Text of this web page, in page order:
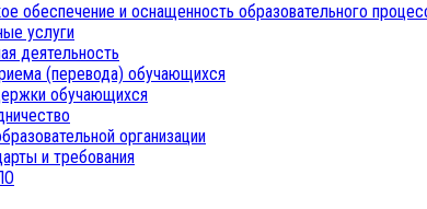
обеспечение и оснащенность образовательного
услуги
деятельность
(перевода) обучающихся
обучающихся
организации
и требования